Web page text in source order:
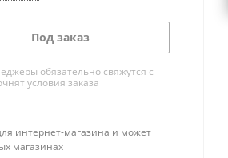
Под заказ
обязательно свяжутся с
условия заказа
интернет-магазина и может
магазинах